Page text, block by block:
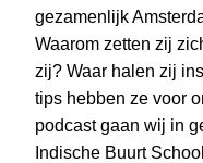
gezamenlijk
Waarom zetten zij
zij? Waar halen zij
tips hebben ze voor
podcast gaan wij in
Indische Buurt